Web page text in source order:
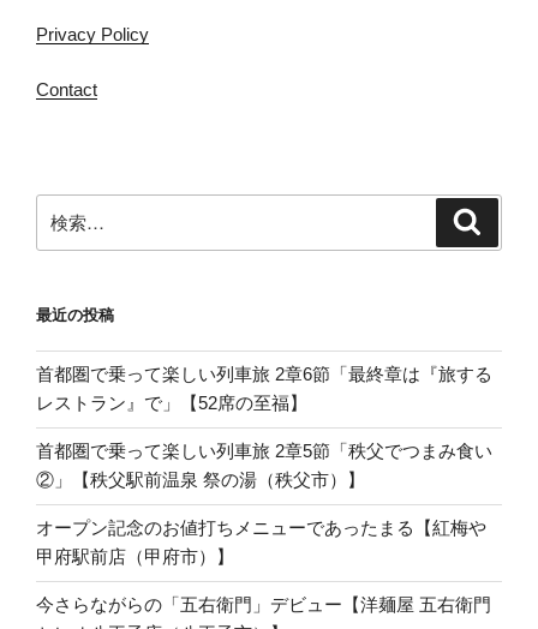
Privacy Policy
Contact
索:
最近の投稿
首都圏で乗って楽しい列車旅 2章6節「最終章は『旅する
レストラン』で」【52席の至福】
首都圏で乗って楽しい列車旅 2章5節「秩父でつまみ食い
②」【秩父駅前温泉 祭の湯（秩父市）】
オープン記念のお値打ちメニューであったまる【紅梅や
甲府駅前店（甲府市）】
今さらながらの「五右衛門」デビュー【洋麺屋 五右衛門